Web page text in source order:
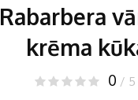
Rabarbera
krēma
0 / 5